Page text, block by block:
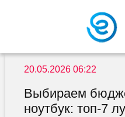
20.05.2026 06:22
Выбираем
ноутбук: топ-7